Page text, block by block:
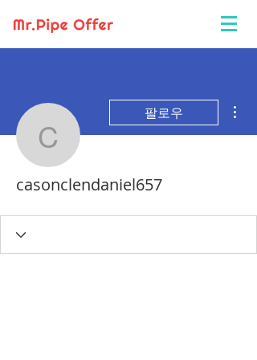
팔로우
casonclendaniel657